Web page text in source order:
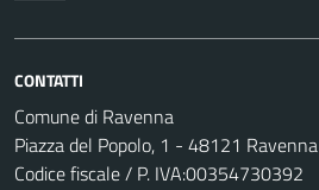
CONTATTI
Comune di Ravenna
Piazza del Popolo, 1 - 48121 Ravenna
Codice fiscale / P. IVA:00354730392